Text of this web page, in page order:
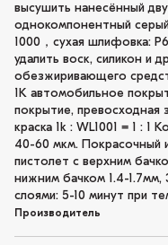
высушить нанесённый
однокомпонентный
1000，сухая шлифовка:
удалить воск, силикон и
обезжиривающего
1K автомобильное
покрытие,
краска 1k : WL1001 = 1 : 1
40-60 мкм. Покрасочный
пистолет с верхним
нижним бачком 1.4-
слоями: 5-10 минут при
Производитель